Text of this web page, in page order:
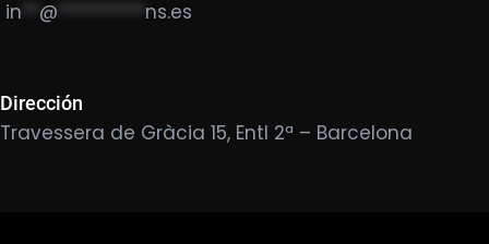
in @ ********** ns.es
Dirección
Travessera de Gràcia 15, Entl 2ª – Barcelona